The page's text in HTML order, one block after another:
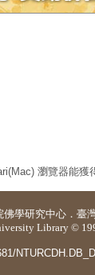
瀏覽器能獲
佛學研究中心 ． 臺
Library ©